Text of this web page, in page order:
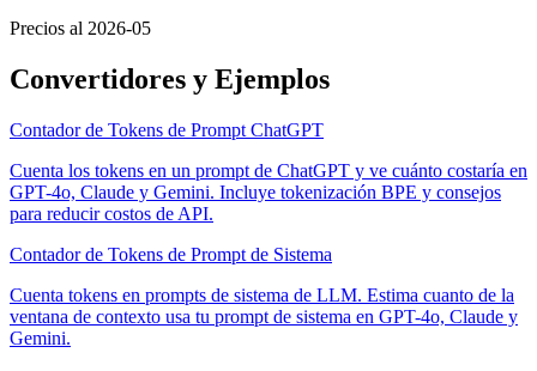
Precios al 2026-05
Convertidores y Ejemplos
Contador de Tokens de Prompt ChatGPT
Cuenta los tokens en un prompt de ChatGPT y ve cuánto costaría en
GPT-4o, Claude y Gemini. Incluye tokenización BPE y consejos
para reducir costos de API.
Contador de Tokens de Prompt de Sistema
Cuenta tokens en prompts de sistema de LLM. Estima cuanto de la
ventana de contexto usa tu prompt de sistema en GPT-4o, Claude y
Gemini.